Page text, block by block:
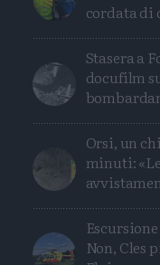
cordata di
Stasera a Folgaria il
docufilm
Orsi, un
minuti:
Non, Cles